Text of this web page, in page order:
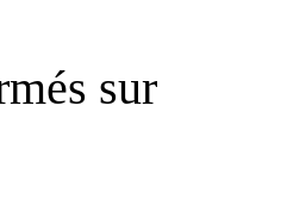
sur